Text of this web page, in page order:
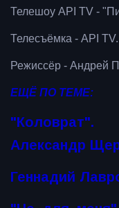
Телешоу API TV -
Телесъёмка - API TV.
Режиссёр - Андрей
ЕЩЁ ПО ТЕМЕ:
Александр
Геннадий